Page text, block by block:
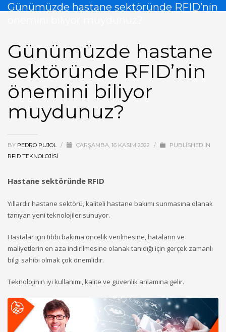
Günümüzde hastane sektöründe RFID’nin
Günümüzde hastane
sektöründe RFID’nin
önemini biliyor
muydunuz?
BY PEDRO PUJOL / ÇARŞAMBA, 16 KASIM 2022 /
PUBLISHED IN
RFID TEKNOLOJISI
Hastane sektöründe RFID
Yıllardır hastane sektörü, kaliteli hastane bakımı sunmasına olanak
tanıyan yeni teknolojiler sunuyor.
Hastalar için tıbbi bakıma öncelik verilmesine, hataların ve
maliyetlerin en aza indirilmesine olanak tanıdığı için gerçek zamanlı
bilgi sahibi olmak çok önemlidir.
Teknolojinin iyi kullanımı, kalite ve güvenlik anlamına gelir.